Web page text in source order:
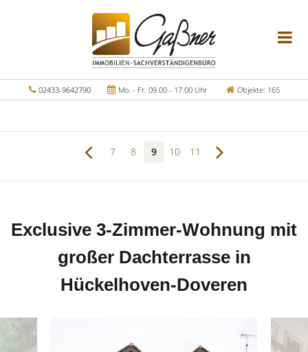
02433-9642790 Mo. - Fr. 09.00 - 17.00 Uhr Objekte: 165
7 8 9 10 11
Exclusive 3-Zimmer-Wohnung mit
großer Dachterrasse in
Hückelhoven-Doveren